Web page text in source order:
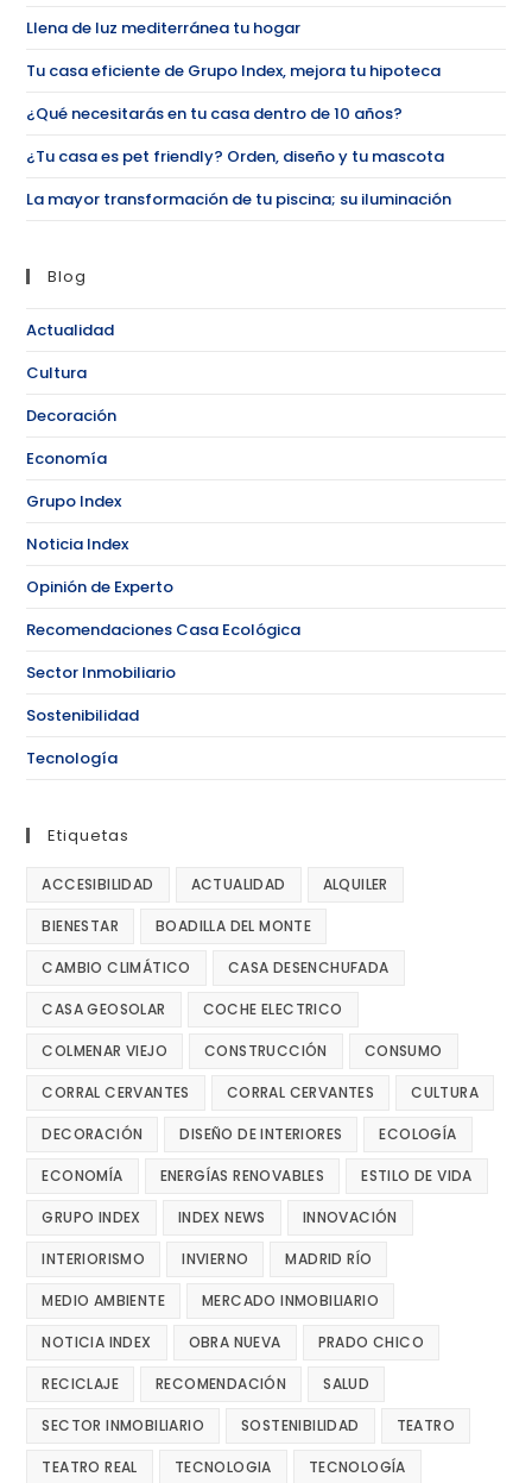
Llena de luz mediterránea tu hogar
Tu casa eficiente de Grupo Index, mejora tu hipoteca
¿Qué necesitarás en tu casa dentro de 10 años?
¿Tu casa es pet friendly? Orden, diseño y tu mascota
La mayor transformación de tu piscina; su iluminación
Blog
Actualidad
Cultura
Decoración
Economía
Grupo Index
Noticia Index
Opinión de Experto
Recomendaciones Casa Ecológica
Sector Inmobiliario
Sostenibilidad
Tecnología
Etiquetas
ACCESIBILIDAD ACTUALIDAD ALQUILER
BIENESTAR BOADILLA DEL MONTE
CAMBIO CLIMÁTICO CASA DESENCHUFADA
CASA GEOSOLAR COCHE ELECTRICO
COLMENAR VIEJO CONSTRUCCIÓN CONSUMO
CORRAL CERVANTES CORRAL CERVANTES CULTURA
DECORACIÓN DISEÑO DE INTERIORES ECOLOGÍA
ECONOMÍA ENERGÍAS RENOVABLES ESTILO DE VIDA
GRUPO INDEX INDEX NEWS INNOVACIÓN
INTERIORISMO INVIERNO MADRID RÍO
MEDIO AMBIENTE MERCADO INMOBILIARIO
NOTICIA INDEX OBRA NUEVA PRADO CHICO
RECICLAJE RECOMENDACIÓN SALUD
SECTOR INMOBILIARIO SOSTENIBILIDAD TEATRO
TEATRO REAL TECNOLOGIA TECNOLOGÍA